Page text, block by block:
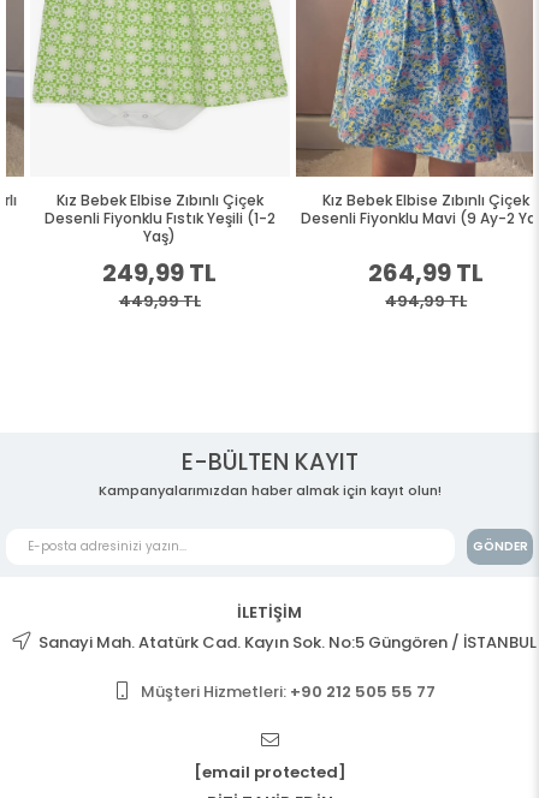
Kız Bebek Elbise Zıbınlı Çiçek
Desenli Fiyonklu Fıstık Yeşili (1-2
Yaş)
249,99 TL
449,99 TL
Kız Bebek Elbise Zıbınlı Çiçek
Desenli Fiyonklu Mavi (9 Ay-2 Yaş)
264,99 TL
494,99 TL
E-BÜLTEN KAYIT
Kampanyalarımızdan haber almak için kayıt olun!
GÖNDER
İLETİŞİM
Sanayi Mah. Atatürk Cad. Kayın Sok. No:5 Güngören / İSTANBUL
Müşteri Hizmetleri: +90 212 505 55 77
[email protected]